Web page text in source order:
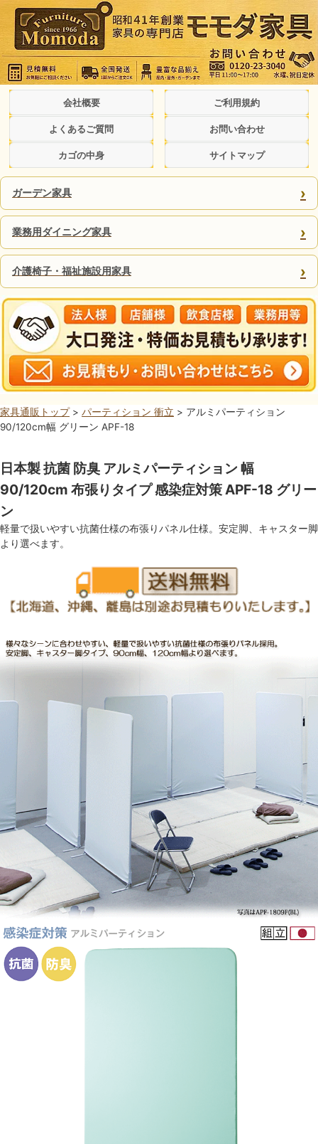
会社概要 ご利用規約
よくあるご質問 お問い合わせ
カゴの中身 サイトマップ
ガーデン家具 ›
業務用ダイニング家具 ›
介護椅子・福祉施設用家具 ›
家具通販トップ> パーティション 衝立 > アルミパーティション
90/120cm幅 グリーン APF-18
日本製 抗菌 防臭 アルミパーティション 幅
90/120cm 布張りタイプ 感染症対策 APF-18 グリー
ン
軽量で扱いやすい抗菌仕様の布張りパネル仕様。安定脚、キャスター脚
より選べます。